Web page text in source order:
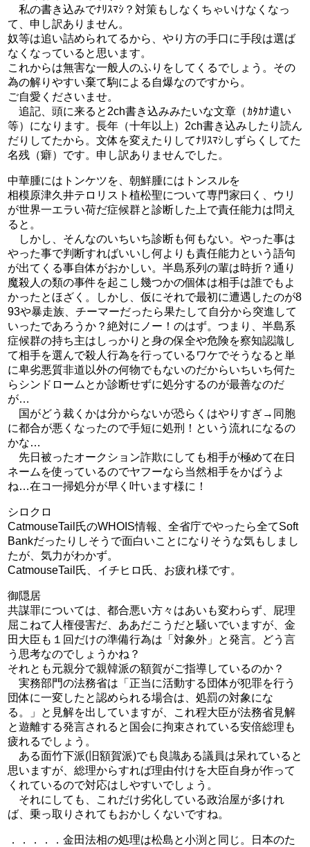
私の書き込みでﾅﾘｽﾏｼ？対策もしなくちゃいけなくなっ
て、申し訳ありません。
奴等は追い詰められてるから、やり方の手口に手段は選ば
なくなっていると思います。
これからは無害な一般人のふりをしてくるでしょう。その
為の解りやすい棄て駒による自爆なのですから。
ご自愛くださいませ。
追記、頭に来ると2ch書き込みみたいな文章（ｶﾀｶﾅ遣い
等）になります。長年（十年以上）2ch書き込みしたり読ん
だりしてたから。文体を変えたりしてﾅﾘｽﾏｼしずらくしてた
名残（癖）です。申し訳ありませんでした。
中華腫にはトンケツを、朝鮮腫にはトンスルを
相模原津久井テロリスト植松聖について専門家曰く、ウリ
が世界一エラい荷だ症候群と診断した上で責任能力は問え
ると。
しかし、そんなのいちいち診断も何もない。やった事は
やった事で判断すればいいし何よりも責任能力という語句
が出てくる事自体がおかしい。半島系列の輩は時折？通り
魔殺人の類の事件を起こし幾つかの個体は相手は誰でもよ
かったとほざく。しかし、仮にそれで最初に遭遇したのが8
93や暴走族、チーマーだったら果たして自分から突進して
いったであろうか？絶対にノー！のはず。つまり、半島系
症候群の持ち主はしっかりと身の保全や危険を察知認識し
て相手を選んで殺人行為を行っているワケでそうなると単
に卑劣悪質非道以外の何物でもないのだからいちいち何た
らシンドロームとか診断せずに処分するのが最善なのだ
が…
国がどう裁くかは分からないが恐らくはやりすぎ→同胞
に都合が悪くなったので手短に処刑！という流れになるの
かな…
先日被ったオークション詐欺にしても相手が極めて在日
ネームを使っているのでヤフーなら当然相手をかばうよ
ね…在コ一掃処分が早く叶います様に！
シロクロ
CatmouseTail氏のWHOIS情報、全省庁でやったら全てSoft
Bankだったりしそうで面白いことになりそうな気もしまし
たが、気力がわかず。
CatmouseTail氏、イチヒロ氏、お疲れ様です。
御隠居
共謀罪については、都合悪い方々はあいも変わらず、屁理
屈こねて人権侵害だ、ああだこうだと騒いでいますが、金
田大臣も１回だけの準備行為は「対象外」と発言。どう言
う思考なのでしょうかね？
それとも元親分で親韓派の額賀がご指導しているのか？
実務部門の法務省は「正当に活動する団体が犯罪を行う
団体に一変したと認められる場合は、処罰の対象にな
る。」と見解を出していますが、これ程大臣が法務省見解
と遊離する発言されると国会に拘束されている安倍総理も
疲れるでしょう。
ある面竹下派(旧額賀派)でも良識ある議員は呆れていると
思いますが、総理からすれば理由付けを大臣自身が作って
くれているので対応はしやすいでしょう。
それにしても、これだけ劣化している政治屋が多けれ
ば、乗っ取りされてもおかしくないですね。
．．．．．金田法相の処理は松島と小渕と同じ。日本のた